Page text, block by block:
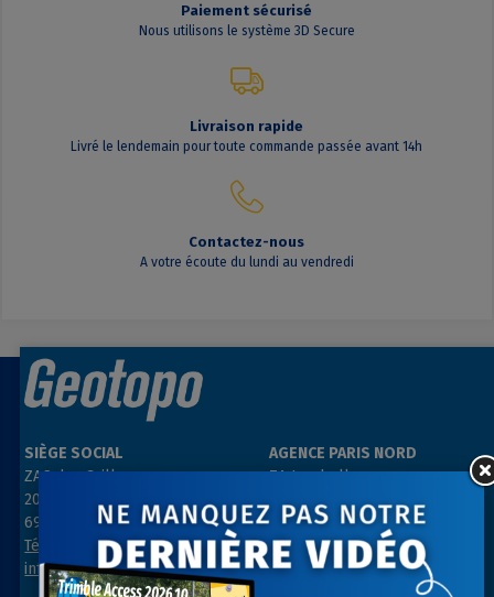
Paiement sécurisé
Nous utilisons le système 3D Secure
Livraison rapide
Livré le lendemain pour toute commande passée avant 14h
Contactez-nous
A votre écoute du lundi au vendredi
SIÈGE SOCIAL
ZAC des Grillons
208, rue de l’Ancienne Distillerie
69400 GLEIZÉ
Tél : 04 74 69 94 00
info@geotopo.fr
AGENCE PARIS NORD
ZA Les belles vues
3, rue des Prés
91290 ARPAJON
Tél : 01 64 55 11 80
contact@geotopo.fr